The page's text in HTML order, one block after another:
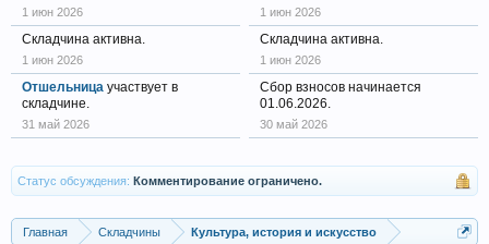
1 июн 2026
Складчина активна.
1 июн 2026
Отшельница участвует в
складчине.
31 май 2026
1 июн 2026
Складчина активна.
1 июн 2026
Сбор взносов начинается
01.06.2026.
30 май 2026
Статус обсуждения: Комментирование ограничено.
Главная Складчины Культура, история и искусство